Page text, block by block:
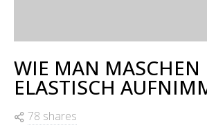
WIE MAN MASCHEN
ELASTISCH
78 shares